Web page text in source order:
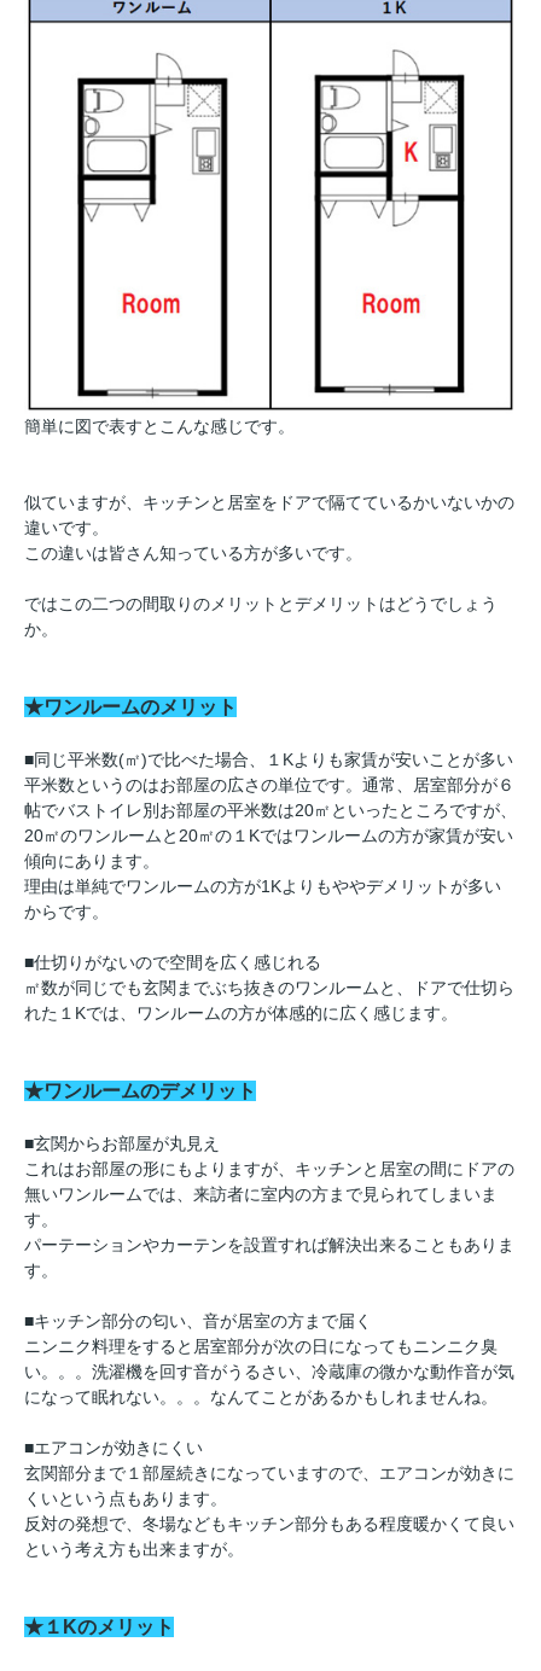
簡単に図で表すとこんな感じです。
似ていますが、キッチンと居室をドアで隔てているかいないかの
違いです。
この違いは皆さん知っている方が多いです。
ではこの二つの間取りのメリットとデメリットはどうでしょう
か。
★ワンルームのメリット
■同じ平米数(㎡)で比べた場合、１Kよりも家賃が安いことが多い
平米数というのはお部屋の広さの単位です。通常、居室部分が６
帖でバストイレ別お部屋の平米数は20㎡といったところですが、
20㎡のワンルームと20㎡の１Kではワンルームの方が家賃が安い
傾向にあります。
理由は単純でワンルームの方が1Kよりもややデメリットが多い
からです。
■仕切りがないので空間を広く感じれる
㎡数が同じでも玄関までぶち抜きのワンルームと、ドアで仕切ら
れた１Kでは、ワンルームの方が体感的に広く感じます。
★ワンルームのデメリット
■玄関からお部屋が丸見え
これはお部屋の形にもよりますが、キッチンと居室の間にドアの
無いワンルームでは、来訪者に室内の方まで見られてしまいま
す。
パーテーションやカーテンを設置すれば解決出来ることもありま
す。
■キッチン部分の匂い、音が居室の方まで届く
ニンニク料理をすると居室部分が次の日になってもニンニク臭
い。。。洗濯機を回す音がうるさい、冷蔵庫の微かな動作音が気
になって眠れない。。。なんてことがあるかもしれませんね。
■エアコンが効きにくい
玄関部分まで１部屋続きになっていますので、エアコンが効きに
くいという点もあります。
反対の発想で、冬場などもキッチン部分もある程度暖かくて良い
という考え方も出来ますが。
★１Kのメリット